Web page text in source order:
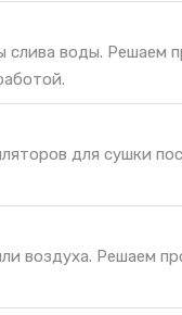
слива воды. Решаем
для сушки
воздуха. Решаем